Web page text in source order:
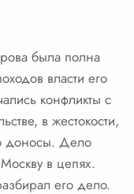
была полна
власти его
конфликты с
в жестокости,
доносы. Дело
в цепях.
его дело.